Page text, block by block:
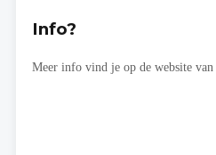
Info?
Meer info vind je op de website van